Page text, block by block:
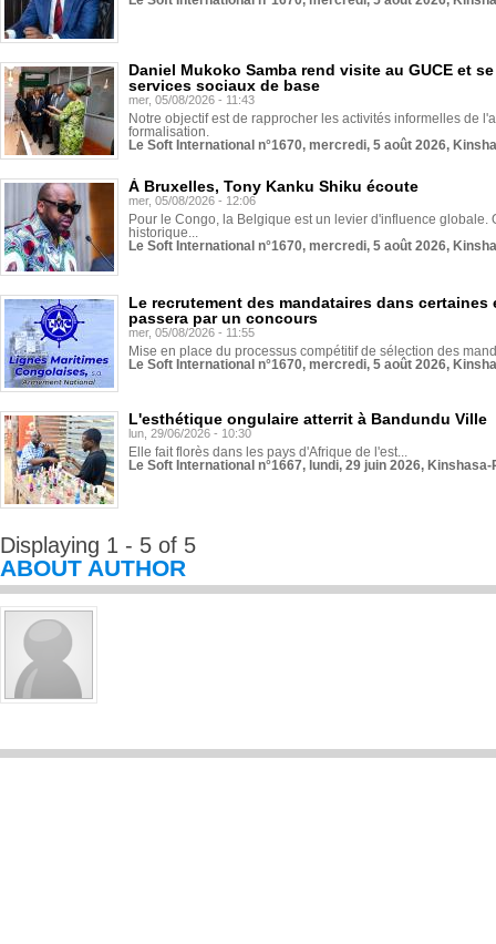
Daniel Mukoko Samba rend visite au GUCE et
services sociaux de base
mer, 05/08/2026 - 11:43
Notre objectif est de rapprocher les activités informelles de
formalisation.
Le Soft International n°1670, mercredi, 5 août 2026,
À Bruxelles, Tony Kanku Shiku écoute
mer, 05/08/2026 - 12:06
Pour le Congo, la Belgique est un levier d'influence globale.
historique...
Le Soft International n°1670, mercredi, 5 août 2026,
Le recrutement des mandataires dans
passera par un concours
mer, 05/08/2026 - 11:55
Mise en place du processus compétitif de sélection des
Le Soft International n°1670, mercredi, 5 août 2026,
L'esthétique ongulaire atterrit à Bandundu Ville
lun, 29/06/2026 - 10:30
Elle fait florès dans les pays d'Afrique de l'est...
Le Soft International n°1667, lundi, 29 juin 2026,
Displaying 1 - 5 of 5
ABOUT AUTHOR